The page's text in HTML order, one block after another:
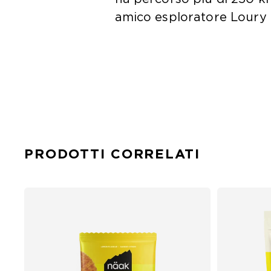
amico esploratore Loury
PRODOTTI CORRELATI